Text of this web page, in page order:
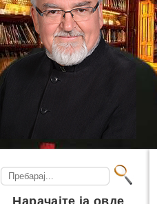
Search
for:
Нарачајте ја овде